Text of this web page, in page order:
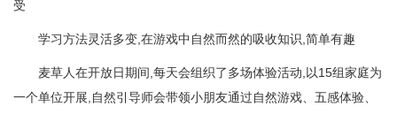
受
学习方法灵活多变,在游戏中自然而然的吸收知识,简单有趣
麦草人在开放日期间,每天会组织了多场体验活动,以15组家庭为
一个单位开展,自然引导师会带领小朋友通过自然游戏、五感体验、